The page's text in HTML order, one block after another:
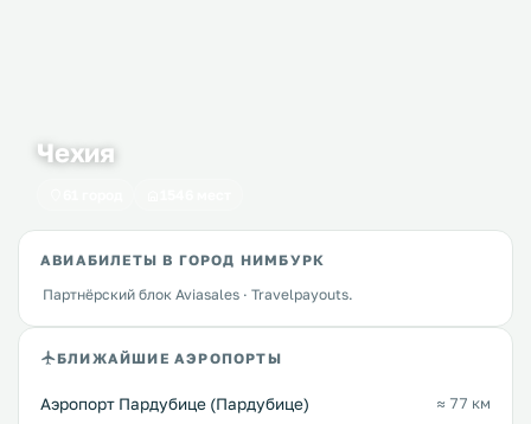
Чехия
АВИАБИЛЕТЫ В ГОРОД НИМБУРК
Партнёрский блок Aviasales · Travelpayouts.
БЛИЖАЙШИЕ АЭРОПОРТЫ
Аэропорт Пардубице (Пардубице) ≈ 77 км